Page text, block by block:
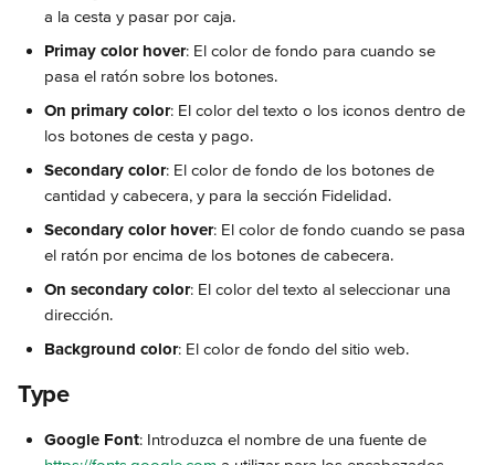
a la cesta y pasar por caja.
Primay color hover: El color de fondo para cuando se
pasa el ratón sobre los botones.
On primary color: El color del texto o los iconos dentro de
los botones de cesta y pago.
Secondary color: El color de fondo de los botones de
cantidad y cabecera, y para la sección Fidelidad.
Secondary color hover: El color de fondo cuando se pasa
el ratón por encima de los botones de cabecera.
On secondary color: El color del texto al seleccionar una
dirección.
Background color: El color de fondo del sitio web.
Type
Google Font: Introduzca el nombre de una fuente de